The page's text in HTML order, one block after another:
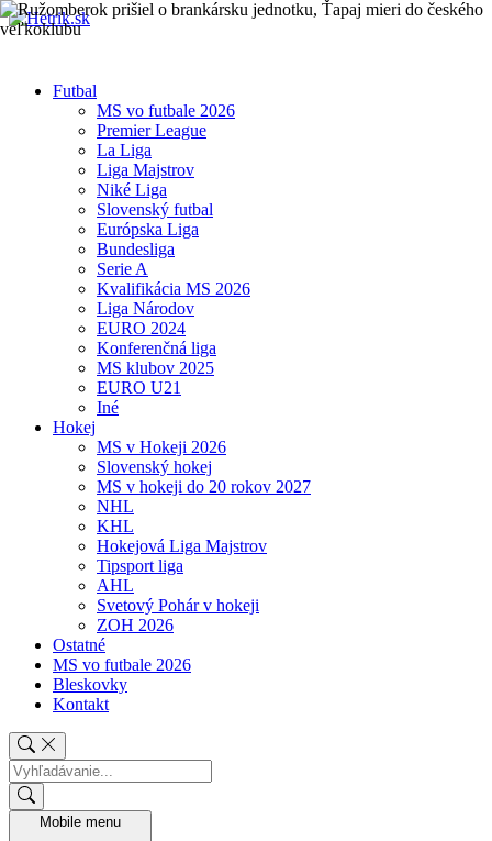
Futbal
MS vo futbale 2026
Premier League
La Liga
Liga Majstrov
Niké Liga
Slovenský futbal
Európska Liga
Bundesliga
Serie A
Kvalifikácia MS 2026
Liga Národov
EURO 2024
Konferenčná liga
MS klubov 2025
EURO U21
Iné
Hokej
MS v Hokeji 2026
Slovenský hokej
MS v hokeji do 20 rokov 2027
NHL
KHL
Hokejová Liga Majstrov
Tipsport liga
AHL
Svetový Pohár v hokeji
ZOH 2026
Ostatné
MS vo futbale 2026
Bleskovky
Kontakt
Mobile menu